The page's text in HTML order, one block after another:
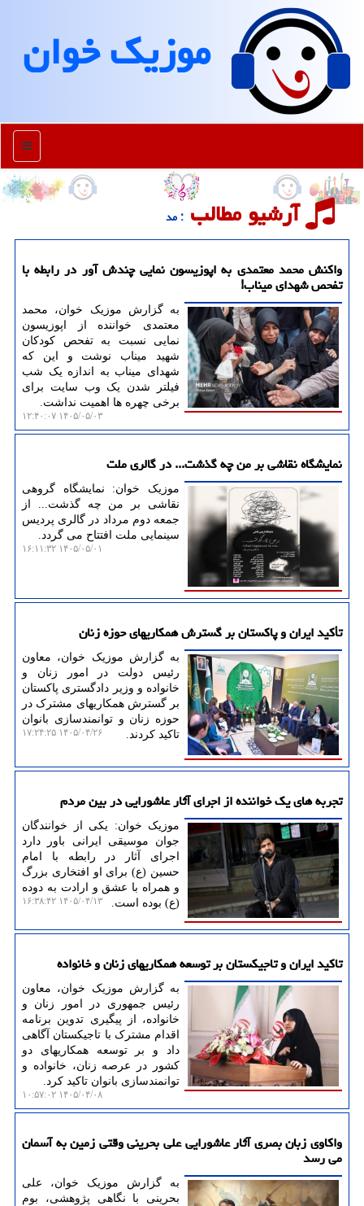
موزیك خوان
منو
آرشیو مطالب : مد
واکنش محمد معتمدی به اپوزیسون نمایی چندش آور در رابطه با
تفحص شهدای میناب!
به گزارش موزیک خوان، محمد
معتمدی خواننده از اپوزیسون
نمایی نسبت به تفحص کودکان
شهید میناب نوشت و این که
شهدای میناب به اندازه یک شب
فیلتر شدن یک وب سایت برای
برخی چهره ها اهمیت نداشت.
۱۴۰۵/۰۵/۰۳ ۱۲:۴۰:۰۷
نمایشگاه نقاشی بر من چه گذشت... در گالری ملت
موزیک خوان: نمایشگاه گروهی
نقاشی بر من چه گذشت... از
جمعه دوم مرداد در گالری پردیس
سینمایی ملت افتتاح می گردد.
۱۴۰۵/۰۵/۰۱ ۱۶:۱۱:۳۲
تأکید ایران و پاکستان بر گسترش همکاریهای حوزه زنان
به گزارش موزیک خوان، معاون
رئیس دولت در امور زنان و
خانواده و وزیر دادگستری پاکستان
بر گسترش همکاریهای مشترک در
حوزه زنان و توانمندسازی بانوان
تاکید کردند.
۱۴۰۵/۰۴/۲۶ ۱۷:۲۴:۲۵
تجربه های یک خواننده از اجرای آثار عاشورایی در بین مردم
موزیک خوان: یکی از خوانندگان
جوان موسیقی ایرانی باور دارد
اجرای آثار در رابطه با امام
حسین (ع) برای او افتخاری بزرگ
و همراه با عشق و ارادت به دوده
(ع) بوده است.
۱۴۰۵/۰۴/۱۳ ۱۶:۳۸:۴۲
تاکید ایران و تاجیکستان بر توسعه همکاریهای زنان و خانواده
به گزارش موزیک خوان، معاون
رئیس جمهوری در امور زنان و
خانواده، از پیگیری تدوین برنامه
اقدام مشترک با تاجیکستان آگاهی
داد و بر توسعه همکاریهای دو
کشور در عرصه زنان، خانواده و
توانمندسازی بانوان تاکید کرد.
۱۴۰۵/۰۴/۰۸ ۱۰:۵۷:۰۲
واکاوی زبان بصری آثار عاشورایی علی بحرینی وقتی زمین به آسمان
می رسد
به گزارش موزیک خوان، علی
بحرینی با نگاهی پژوهشی، بوم